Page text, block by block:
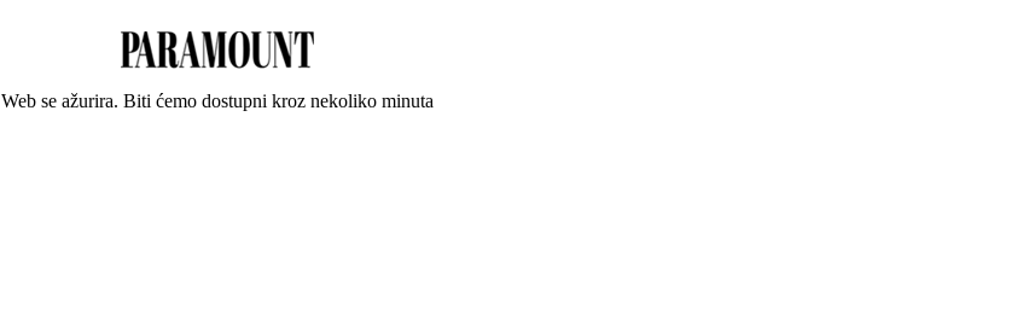
Web se ažurira. Biti ćemo dostupni kroz nekoliko minuta